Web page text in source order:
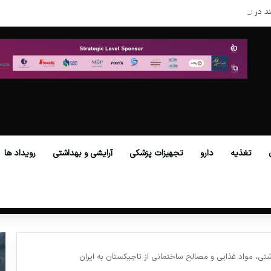
در عصر نوین
تغذیه دارو تجهیزات پزشکی آرایشی و بهداشتی رویداد ها
مواد غذایی و مصالح ساختمانی از تاجیکستان به ایران